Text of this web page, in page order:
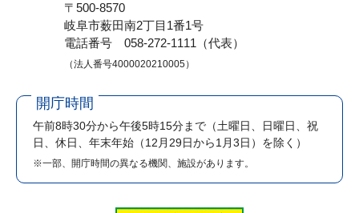
〒500-8570
岐阜市薮田南2丁目1番1号
電話番号 058-272-1111（代表）
（法人番号4000020210005）
開庁時間
午前8時30分から午後5時15分まで （土曜日、日曜日、祝
日、休日、年末年始（12月29日から1月3日）を除く）
※一部、開庁時間の異なる機関、施設があります。